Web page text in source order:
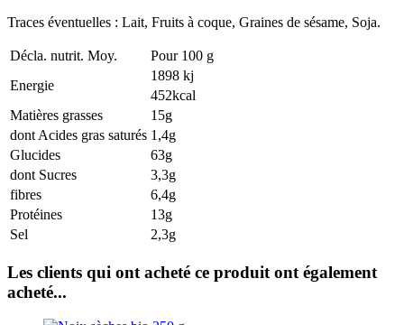
Traces éventuelles : Lait, Fruits à coque, Graines de sésame, Soja.
Décla. nutrit. Moy.
Pour 100 g
Energie
1898 kj
452kcal
Matières grasses
15g
dont Acides gras saturés 1,4g
Glucides
63g
dont Sucres
3,3g
fibres
6,4g
Protéines
13g
Sel
2,3g
Les clients qui ont acheté ce produit ont également
acheté...